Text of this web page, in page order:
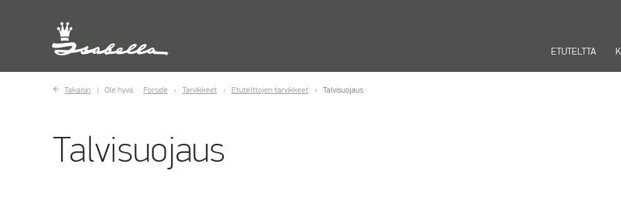
ETUTELTTA
Takaisin Ole hyvä: Forside Tarvikkeet Etutelttojen tarvikkeet Talvisuojaus
Talvisuojaus